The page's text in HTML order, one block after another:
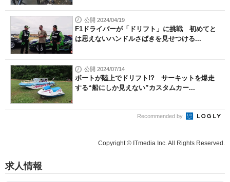
公開 2024/04/19
F1ドライバーが「ドリフト」に挑戦 初めてと
は思えないハンドルさばきを見せつける...
公開 2024/07/14
ボートが陸上でドリフト!? サーキットを爆走
する“船にしか見えない”カスタムカー...
Recommended by
Copyright © ITmedia Inc. All Rights Reserved.
求人情報